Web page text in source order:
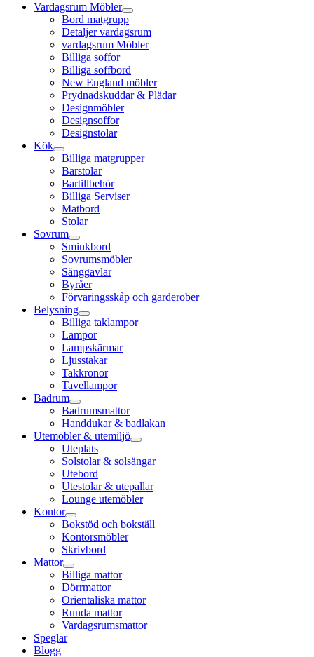
Vardagsrum Möbler
Bord matgrupp
Detaljer vardagsrum
vardagsrum Möbler
Billiga soffor
Billiga soffbord
New England möbler
Prydnadskuddar & Plädar
Designmöbler
Designsoffor
Designstolar
Kök
Billiga matgrupper
Barstolar
Bartillbehör
Billiga Serviser
Matbord
Stolar
Sovrum
Sminkbord
Sovrumsmöbler
Sänggavlar
Byråer
Förvaringsskåp och garderober
Belysning
Billiga taklampor
Lampor
Lampskärmar
Ljusstakar
Takkronor
Tavellampor
Badrum
Badrumsmattor
Handdukar & badlakan
Utemöbler & utemiljö
Uteplats
Solstolar & solsängar
Utebord
Utestolar & utepallar
Lounge utemöbler
Kontor
Bokstöd och bokställ
Kontorsmöbler
Skrivbord
Mattor
Billiga mattor
Dörrmattor
Orientaliska mattor
Runda mattor
Vardagsrumsmattor
Speglar
Blogg